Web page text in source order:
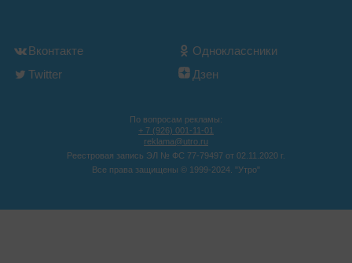
Вконтакте
Одноклассники
Twitter
Дзен
По вопросам рекламы:
+ 7 (926) 001-11-01
reklama@utro.ru
Реестровая запись ЭЛ № ФС 77-79497 от 02.11.2020 г.
Все права защищены © 1999-2024. "Утро"